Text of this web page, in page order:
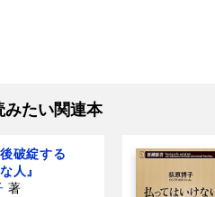
みたい関連本
後破綻する
人』
著